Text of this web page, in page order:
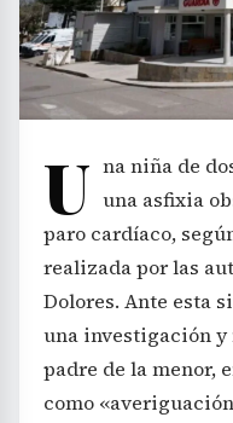
U na niña de
una asfixia
paro cardíaco,
realizada por las
Dolores. Ante esta
una investigación y
padre de la menor,
como